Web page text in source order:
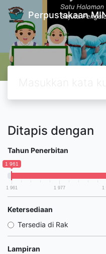
Perpustakaan
Ditapis dengan
Tahun Penerbitan
1 961
1 961 1 977 1
Ketersediaan
Tersedia di Rak
Lampiran